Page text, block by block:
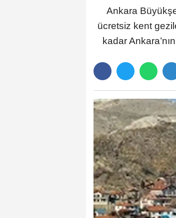
Ankara
ücretsiz kent
kadar